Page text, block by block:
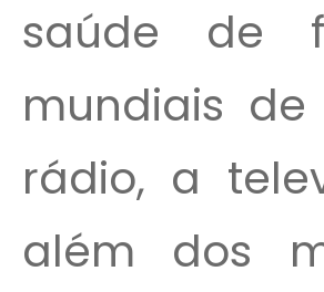
saúde de
mundiais
rádio, a
além dos